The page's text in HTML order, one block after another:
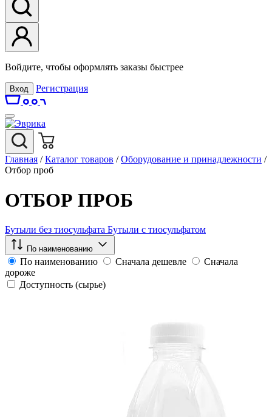
Войдите, чтобы оформлять заказы быстрее
Вход Регистрация
Главная / Каталог товаров / Оборудование и принадлежности /
Отбор проб
ОТБОР ПРОБ
Бутыли без тиосульфата Бутыли с тиосульфатом
По наименованию
По наименованию Сначала дешевле
Сначала
дороже
Доступность (сырье)